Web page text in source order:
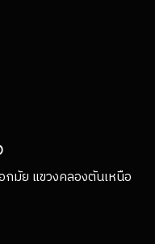
มัย แขวงคลองตันเหนือ